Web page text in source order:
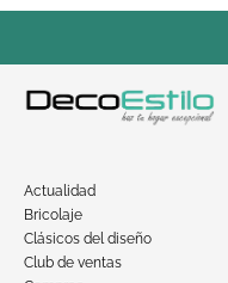
Actualidad
Bricolaje
Clásicos del diseño
Club de ventas